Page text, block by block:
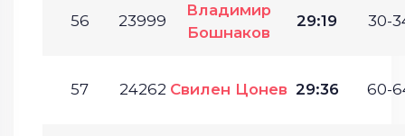
56 23999
Владимир
Бошнаков
29:19 30-
57 24262 Свилен Цонев 29:36 60-